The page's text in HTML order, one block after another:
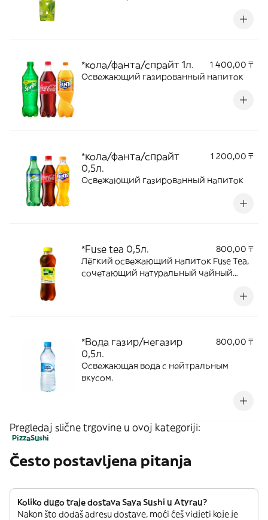
*кола/фанта/спрайт 1л.
1 400,00 ₸
Освежающий газированный напиток
*кола/фанта/спрайт
0,5л.
1 200,00 ₸
Освежающий газированный напиток
*Fuse tea 0,5л.
800,00 ₸
Лёгкий освежающий напиток Fuse Tea,
сочетающий натуральный чайный
*Вода газир/негазир
0,5л.
800,00 ₸
Освежающая вода с нейтральным
вкусом.
Pregledaj slične trgovine u ovoj kategoriji:
PizzaSushi
Često postavljena pitanja
Koliko dugo traje dostava Saya Sushi u Atyrau?
Nakon što dodaš adresu dostave, moći ćeš vidjeti koje je